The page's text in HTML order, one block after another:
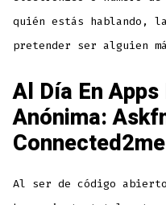
quién estás hablando,
pretender ser alguien
Al Día En
Anónima:
Connected2me
Al ser de código